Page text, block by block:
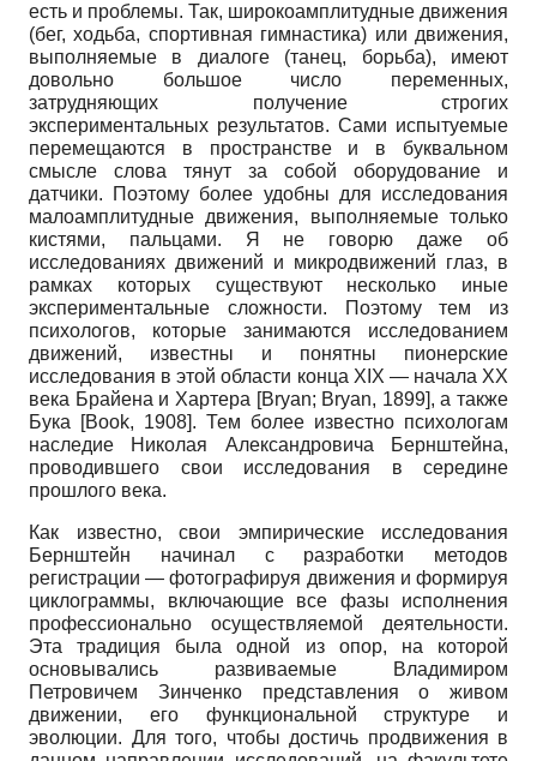
есть и проблемы. Так, широкоам­плитудные движения
(бег, ходьба, спортивная гимнастика) или движения,
выполняемые в диалоге (танец, борьба), имеют
довольно большое число переменных,
затрудняющих получение строгих
экспериментальных результатов. Сами испытуемые
перемещаются в пространстве и в буквальном
смысле слова тянут за собой оборудование и
датчики. Поэтому более удобны для исследования
малоамплитудные движения, выполняемые только
кистями, пальцами. Я не говорю даже об
исследованиях движений и микродвиже­ний глаз, в
рамках которых существуют несколько иные
экспериментальные сложности. Поэтому тем из
психологов, которые занимаются исследованием
движений, известны и понятны пионерские
исследования в этой области конца XIX — начала XX
века Брайена и Хартера [Bryan; Bryan, 1899], а также
Бука
[Book, 1908]. Тем более известно психологам
наследие Николая Александровича Бернштейна,
проводившего свои исследования в середине
прошлого века.
Как известно, свои эмпирические исследования
Бернштейн начинал с разработки методов
регистрации—фотографируя движения и формируя
циклограммы, включающие все фазы исполнения
профессионально осуществляемой деятельности.
Эта традиция была одной из опор, на которой
основывались развиваемые Владимиром
Петровичем Зинченко представления о живом
движении, его функциональной структуре и
эволюции. Для того, чтобы достичь продвижения в